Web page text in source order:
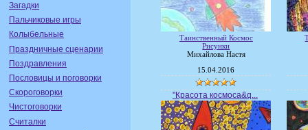
Загадки
Пальчиковые игры
Колыбельные
Праздничные сценарии
Поздравления
Пословицы и поговорки
Скороговорки
Чистоговорки
Считалки
Таинственный Космос
Рисунки
Михайлова Настя
15.04.2016
"Красота космоса&q...